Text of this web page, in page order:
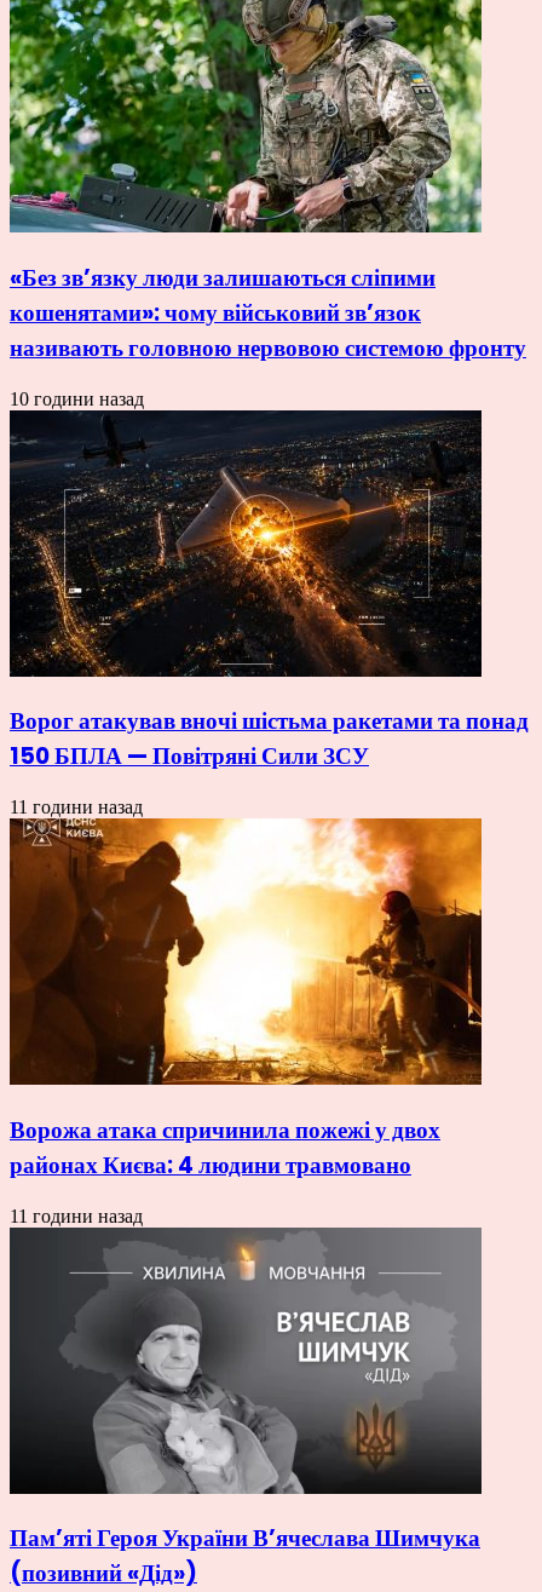
«Без зв’язку люди залишаються сліпими
кошенятами»: чому військовий зв’язок
називають головною нервовою системою фронту
10 години назад
Ворог атакував вночі шістьма ракетами та понад
150 БПЛА — Повітряні Сили ЗСУ
11 години назад
Ворожа атака спричинила пожежі у двох
районах Києва: 4 людини травмовано
11 години назад
Пам’яті Героя України В’ячеслава Шимчука
(позивний «Дід»)